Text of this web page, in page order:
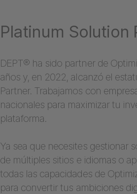
Platinum Solution
DEPT® ha sido partner de
años y, en 2022, alcanzó el
Partner. Trabajamos con
nacionales para maximizar tu
plataforma.
Ya sea que necesites gestionar
de múltiples sitios e idiomas o
todas las capacidades de
para convertir tus ambiciones